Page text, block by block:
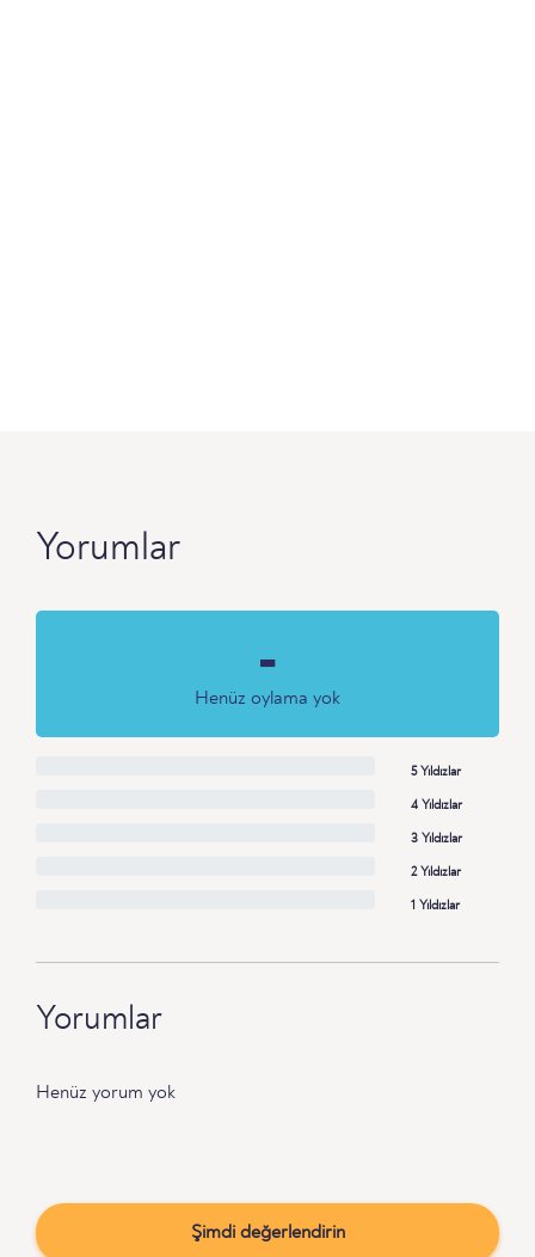
Yorumlar
-
Henüz oylama yok
5 Yıldızlar
4 Yıldızlar
3 Yıldızlar
2 Yıldızlar
1 Yıldızlar
Yorumlar
Henüz yorum yok
Şimdi değerlendirin